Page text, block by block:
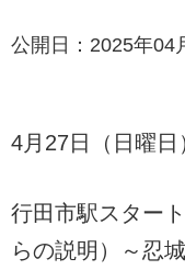
公開日：2025年
4月27日（日曜日
行田市駅スター
らの説明）～忍